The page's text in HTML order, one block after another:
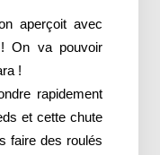
aperçoit avec
On va pouvoir
!
rapidement
et cette chute
faire des roulés